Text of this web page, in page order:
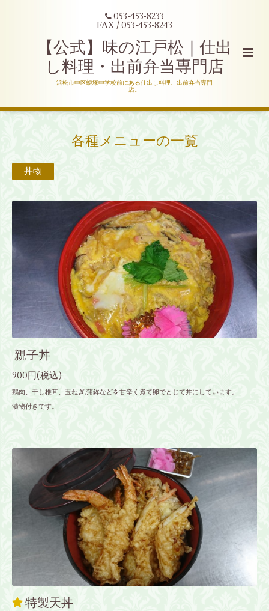
053-453-8233
FAX / 053-453-8243
【公式】味の江戸松｜仕出
し料理・出前弁当専門店
浜松市中区蜆塚中学校前にある仕出し料理、出前弁当専門
店。
各種メニューの一覧
丼物
親子丼
900円(税込)
鶏肉、干し椎茸、玉ねぎ,蒲鉾などを甘辛く煮て卵でとじて丼にしています。
漬物付きです。
特製天丼